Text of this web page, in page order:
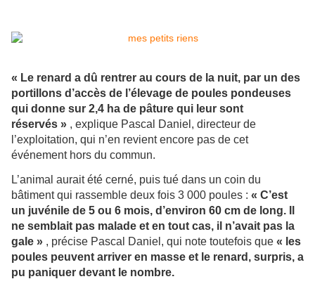
« Le renard a dû rentrer au cours de la nuit, par un des
portillons d’accès de l’élevage de poules pondeuses
qui donne sur 2,4 ha de pâture qui leur sont
réservés » , explique Pascal Daniel, directeur de
l’exploitation, qui n’en revient encore pas de cet
événement hors du commun.
L’animal aurait été cerné, puis tué dans un coin du
bâtiment qui rassemble deux fois 3 000 poules : « C’est
un juvénile de 5 ou 6 mois, d’environ 60 cm de long. Il
ne semblait pas malade et en tout cas, il n’avait pas la
gale » , précise Pascal Daniel, qui note toutefois que « les
poules peuvent arriver en masse et le renard, surpris, a
pu paniquer devant le nombre.